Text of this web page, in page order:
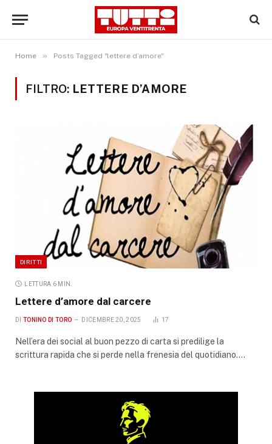
Home » Posts Tagged "lettere d’amore"
FILTRO: LETTERE D’AMORE
DIRITTI
LETTURA 6 MIN.
Lettere d’amore dal carcere
DI TONINO DI TORO DICEMBRE 20, 2025 17
Nell’era dei social al buon pezzo di carta si predilige la
scrittura rapida che si perde nella frenesia del quotidiano.…